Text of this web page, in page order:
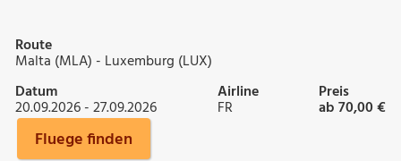
Route
Malta (MLA) - Luxemburg (LUX)
Datum
20.09.2026 - 27.09.2026
Airline
FR
Preis
ab 70,00 €
Fluege finden